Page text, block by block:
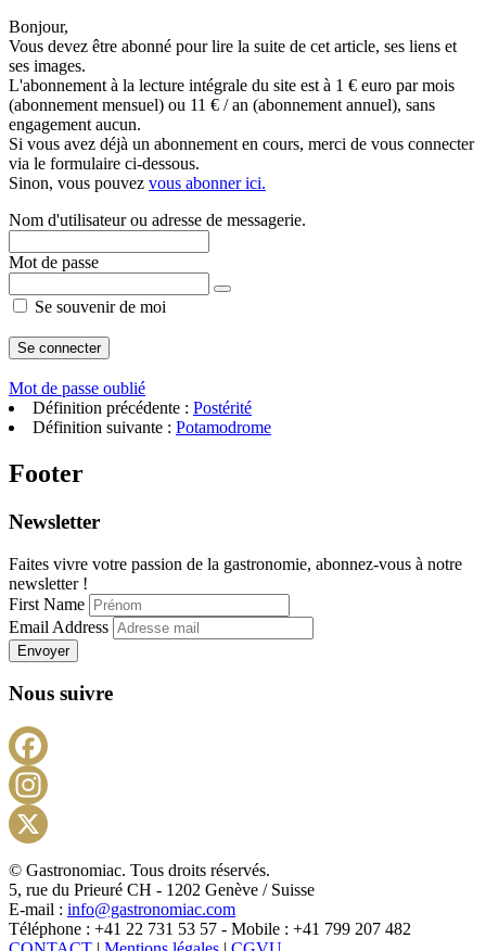
Bonjour,
Vous devez être abonné pour lire la suite de cet article, ses liens et
ses images.
L'abonnement à la lecture intégrale du site est à 1 € euro par mois
(abonnement mensuel) ou 11 € / an (abonnement annuel), sans
engagement aucun.
Si vous avez déjà un abonnement en cours, merci de vous connecter
via le formulaire ci-dessous.
Sinon, vous pouvez vous abonner ici.
Nom d'utilisateur ou adresse de messagerie.
Mot de passe
Se souvenir de moi
Mot de passe oublié
Définition précédente : Postérité
Définition suivante : Potamodrome
Footer
Newsletter
Faites vivre votre passion de la gastronomie, abonnez-vous à notre
newsletter !
First Name
Email Address
Envoyer
Nous suivre
X
© Gastronomiac. Tous droits réservés.
5, rue du Prieuré CH - 1202 Genève / Suisse
E-mail : info@gastronomiac.com
Téléphone : +41 22 731 53 57 - Mobile : +41 799 207 482